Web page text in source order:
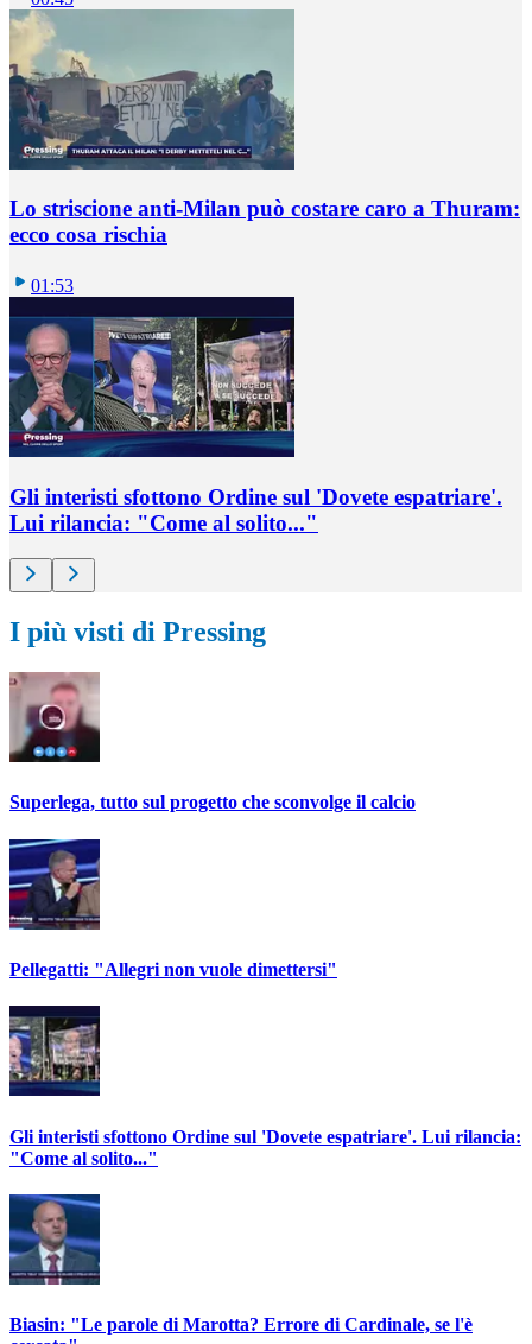
Lo striscione anti-Milan può costare caro a Thuram:
ecco cosa rischia
01:53
Gli interisti sfottono Ordine sul 'Dovete espatriare'.
Lui rilancia: "Come al solito..."
I più visti di Pressing
Superlega, tutto sul progetto che sconvolge il calcio
Pellegatti: "Allegri non vuole dimettersi"
Gli interisti sfottono Ordine sul 'Dovete espatriare'. Lui rilancia:
"Come al solito..."
Biasin: "Le parole di Marotta? Errore di Cardinale, se l'è